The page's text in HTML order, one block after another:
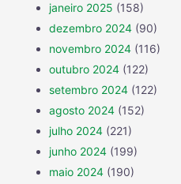
janeiro 2025 (158)
dezembro 2024 (90)
novembro 2024 (116)
outubro 2024 (122)
setembro 2024 (122)
agosto 2024 (152)
julho 2024 (221)
junho 2024 (199)
maio 2024 (190)